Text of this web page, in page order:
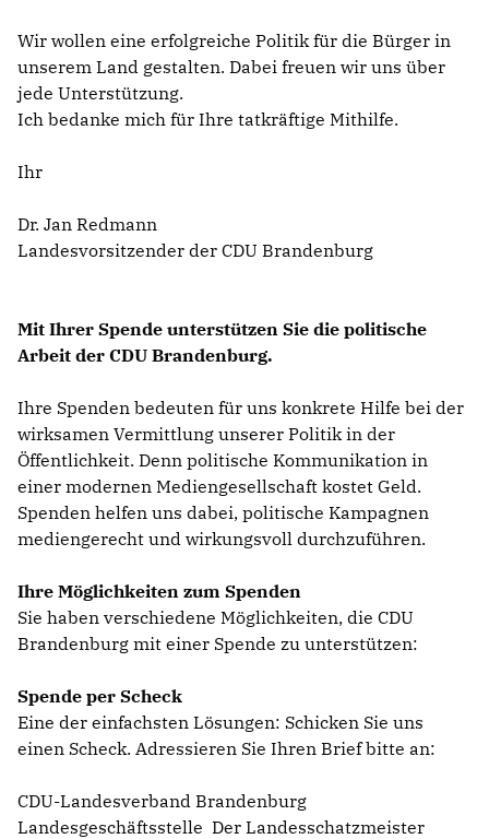
75 JAHRE CDU BRANDENBURG
PRESSE
Wir wollen eine erfolgreiche Politik für die Bürger in
unserem Land gestalten. Dabei freuen wir uns über
jede Unterstützung.
Ich bedanke mich für Ihre tatkräftige Mithilfe.
Ihr
Dr. Jan Redmann
Landesvorsitzender der CDU Brandenburg
Mit Ihrer Spende unterstützen Sie die politische
Arbeit der CDU Brandenburg.
Ihre Spenden bedeuten für uns konkrete Hilfe bei der
wirksamen Vermittlung unserer Politik in der
Öffentlichkeit. Denn politische Kommunikation in
einer modernen Mediengesellschaft kostet Geld.
Spenden helfen uns dabei, politische Kampagnen
mediengerecht und wirkungsvoll durchzuführen.
Ihre Möglichkeiten zum Spenden
Sie haben verschiedene Möglichkeiten, die CDU
Brandenburg mit einer Spende zu unterstützen:
Spende per Scheck
Eine der einfachsten Lösungen: Schicken Sie uns
einen Scheck. Adressieren Sie Ihren Brief bitte an:
CDU-Landesverband Brandenburg
Landesgeschäftsstelle Der Landesschatzmeister